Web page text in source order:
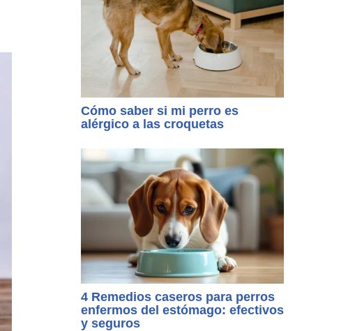
Cómo saber si mi perro es
alérgico a las croquetas
4 Remedios caseros para perros
enfermos del estómago: efectivos
y seguros